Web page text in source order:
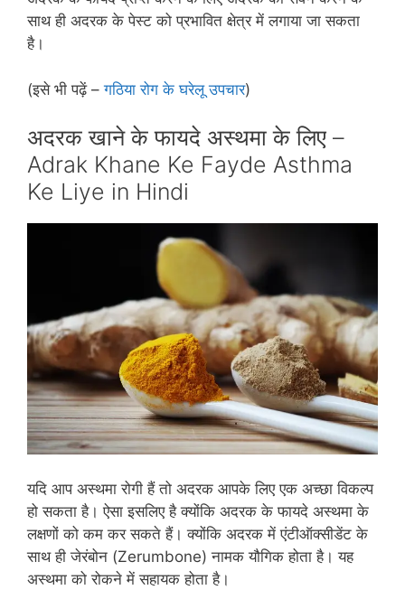
साथ ही अदरक के पेस्‍ट को प्रभावित क्षेत्र में लगाया जा सकता
है।
(इसे भी पढ़ें –गठिया रोग के घरेलू उपचार)
अदरक खाने के फायदे अस्‍थमा के लिए –
Adrak Khane Ke Fayde Asthma
Ke Liye in Hindi
यदि आप अस्‍थमा रोगी हैं तो अदरक आपके लिए एक अच्‍छा विकल्‍प
हो सकता है। ऐसा इसलिए है क्‍योंकि अदरक के फायदे अस्‍थमा के
लक्षणों को कम कर सकते हैं। क्‍योंकि अदरक में एंटीऑक्‍सीडेंट के
साथ ही जेरंबोन (Zerumbone) नामक यौगिक होता है। यह
अस्‍थमा को रोकने में सहायक होता है।